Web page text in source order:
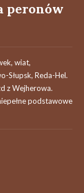
peronów
wiat,
Słupsk, Reda-Hel.
z Wejherowa.
podstawowe